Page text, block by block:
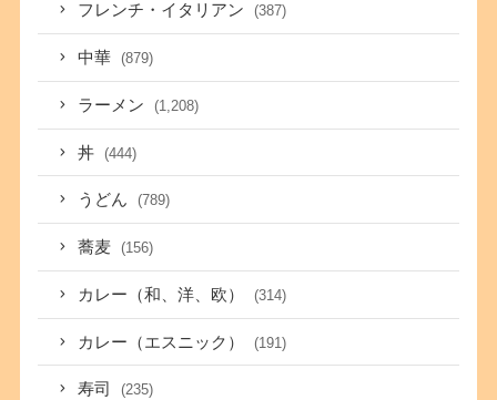
フレンチ・イタリアン (387)
中華 (879)
ラーメン (1,208)
丼 (444)
うどん (789)
蕎麦 (156)
カレー（和、洋、欧） (314)
カレー（エスニック） (191)
寿司 (235)